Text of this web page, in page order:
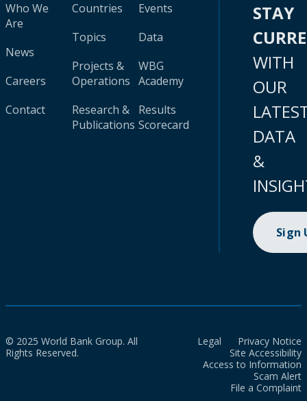
Who We
Are
News
Careers
Contact
Countries
Topics
Projects &
Operations
Research &
Publications
Events
Data
WBG
Academy
Results
Scorecard
STAY
WITH
OUR
DATA
&
Sign
© 2025 World Bank Group. All
Rights Reserved.
Legal
Privacy Notice
Site Accessibility
Access to Information
Scam Alert
File a Complaint